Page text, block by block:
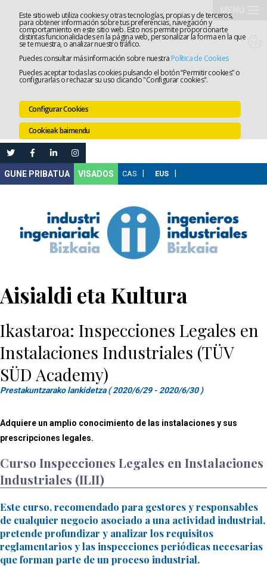
Este sitio web utiliza cookies y otras tecnologías, propias y de terceros,
para obtener información sobre tus preferencias, navegación y
comportamiento en este sitio web. Esto nos permite proporcionarte
distintas funcionalidades en la página web, personalizar la forma en la que
se te muestra, o analizar nuestro tráfico.
Puedes consultar más información sobre nuestra Política de Cookies
Puedes aceptar todas las cookies pulsando el botón “Permitir cookies” o
configurarlas o rechazar su uso clicando "Configurar cookies".
Configurar Cookies
Cookieak baimendu
VISADOS
Aisialdi eta Kultura
Ikastaroa: Inspecciones Legales en
Instalaciones Industriales (TÜV
SÜD Academy)
Prestakuntzarako lankidetza ( 2020/6/29 - 2020/6/30 )
Adquiere un amplio conocimiento de las instalaciones y sus
prescripciones legales.
Curso Inspecciones Legales en Instalaciones
Industriales (ILII)
Este curso, recomendado para gestores y responsables
de cualquier negocio asociado a una actividad industrial,
pretende profundizar y analizar los requisitos
reglamentarios y las inspecciones periódicas necesarias
que forman parte de un proceso industrial.
Elkargoa
Lanaren
Leihatila